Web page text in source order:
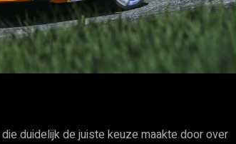
duidelijk de juiste keuze maakte door over